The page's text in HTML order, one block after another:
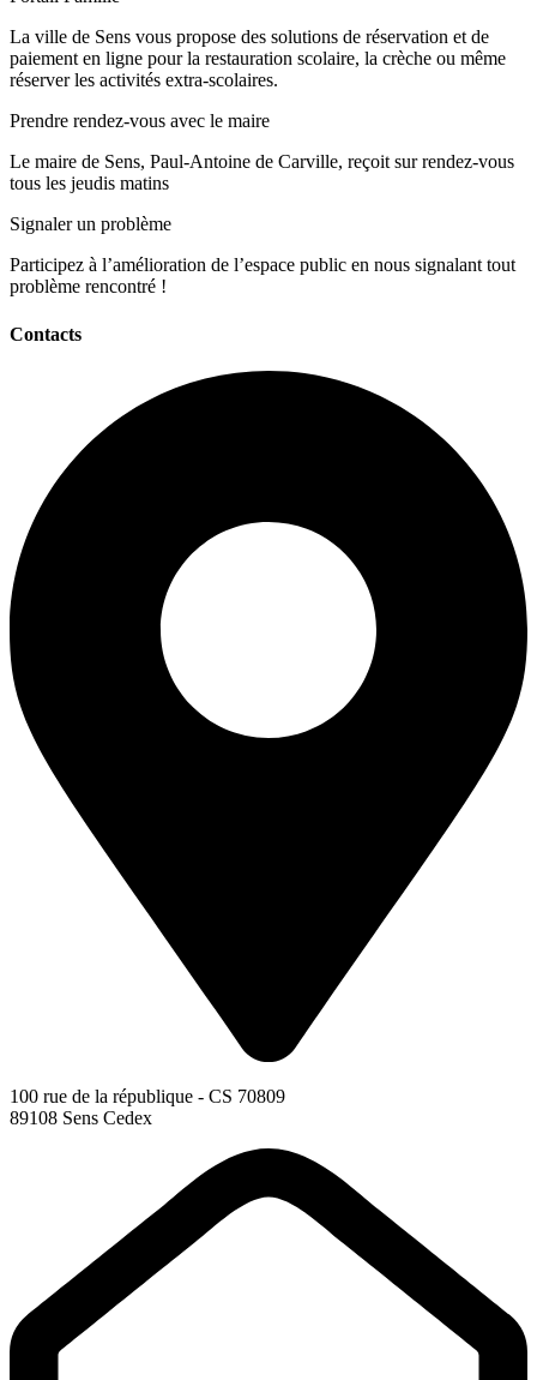
La ville de Sens vous propose des solutions de réservation et de
paiement en ligne pour la restauration scolaire, la crèche ou même
réserver les activités extra-scolaires.
Prendre rendez-vous avec le maire
Le maire de Sens, Paul-Antoine de Carville, reçoit sur rendez-vous
tous les jeudis matins
Signaler un problème
Participez à l’amélioration de l’espace public en nous signalant tout
problème rencontré !
Contacts
100 rue de la république - CS 70809
89108 Sens Cedex